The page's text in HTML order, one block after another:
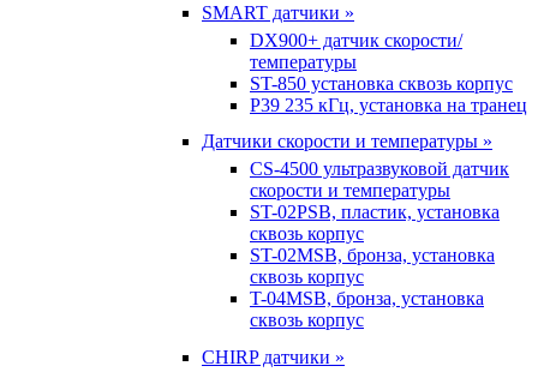
SMART датчики »
DX900+ датчик скорости/
температуры
ST-850 установка сквозь корпус
P39 235 кГц, установка на транец
Датчики скорости и температуры »
CS-4500 ультразвуковой датчик
скорости и температуры
ST-02PSB, пластик, установка
сквозь корпус
ST-02MSB, бронза, установка
сквозь корпус
T-04MSB, бронза, установка
сквозь корпус
CHIRP датчики »